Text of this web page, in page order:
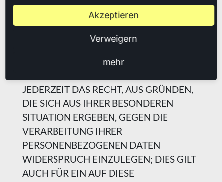
sowie gegen Direktwerbung (Art. 21
WENN DIE DATENVERARBEITUNG AUF
GRUNDLAGE VON ART. 6 ABS. 1 LIT. E
JEDERZEIT DAS RECHT, AUS GRÜNDEN,
DIE SICH AUS IHRER BESONDEREN
SITUATION ERGEBEN, GEGEN DIE
VERARBEITUNG IHRER
PERSONENBEZOGENEN DATEN
WIDERSPRUCH EINZULEGEN; DIES GILT
AUCH FÜR EIN AUF DIESE
Akzeptieren
Verweigern
mehr